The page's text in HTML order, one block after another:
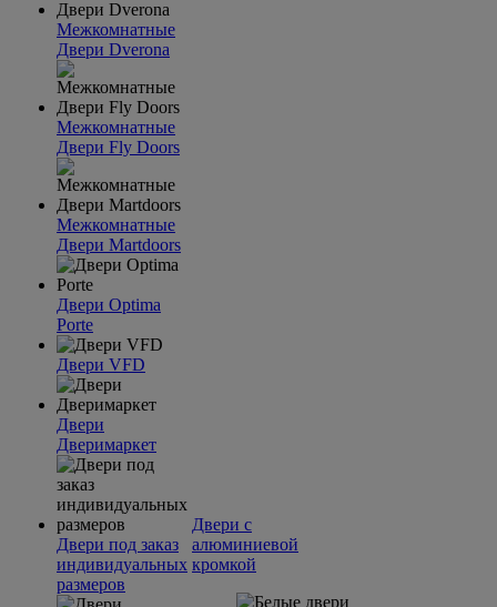
Межкомнатные
Двери Dverona
Межкомнатные
Двери Fly Doors
Межкомнатные
Двери Martdoors
Двери Optima
Porte
Двери VFD
Двери
Дверимаркет
Двери под заказ
индивидуальных
размеров
Двери с
алюминиевой
кромкой